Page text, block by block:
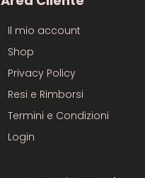
Il mio account
Shop
Privacy Policy
Resi e Rimborsi
Termini e Condizioni
Login